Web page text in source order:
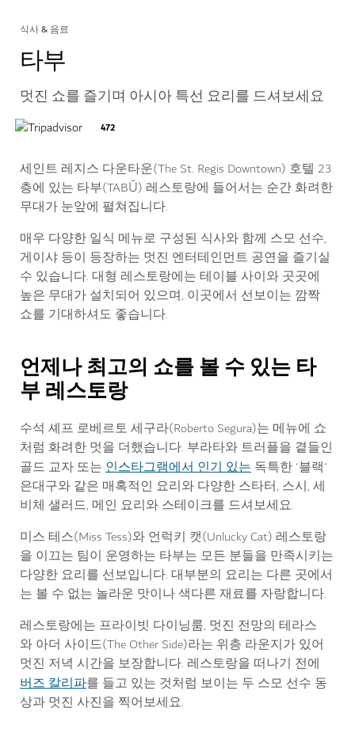
식사 & 음료
타부
멋진 쇼를 즐기며 아시아 특선 요리를 드셔보세요
472
세인트 레지스 다운타운(The St. Regis Downtown) 호텔 23
층에 있는 타부(TABŪ) 레스토랑에 들어서는 순간 화려한
무대가 눈앞에 펼쳐집니다.
매우 다양한 일식 메뉴로 구성된 식사와 함께 스모 선수,
게이샤 등이 등장하는 멋진 엔터테인먼트 공연을 즐기실
수 있습니다. 대형 레스토랑에는 테이블 사이와 곳곳에
높은 무대가 설치되어 있으며, 이곳에서 선보이는 깜짝
쇼를 기대하셔도 좋습니다.
언제나 최고의 쇼를 볼 수 있는 타
부 레스토랑
수석 셰프 로베르토 세구라(Roberto Segura)는 메뉴에 쇼
처럼 화려한 멋을 더했습니다. 부라타와 트러플을 곁들인
골드 교자 또는 인스타그램에서 인기 있는 독특한 '블랙'
은대구와 같은 매혹적인 요리와 다양한 스타터, 스시, 세
비체 샐러드, 메인 요리와 스테이크를 드셔보세요.
미스 테스(Miss Tess)와 언럭키 캣(Unlucky Cat) 레스토랑
을 이끄는 팀이 운영하는 타부는 모든 분들을 만족시키는
다양한 요리를 선보입니다. 대부분의 요리는 다른 곳에서
는 볼 수 없는 놀라운 맛이나 색다른 재료를 자랑합니다.
레스토랑에는 프라이빗 다이닝룸, 멋진 전망의 테라스
와 아더 사이드(The Other Side)라는 위층 라운지가 있어
멋진 저녁 시간을 보장합니다. 레스토랑을 떠나기 전에
버즈 칼리파를 들고 있는 것처럼 보이는 두 스모 선수 동
상과 멋진 사진을 찍어보세요.